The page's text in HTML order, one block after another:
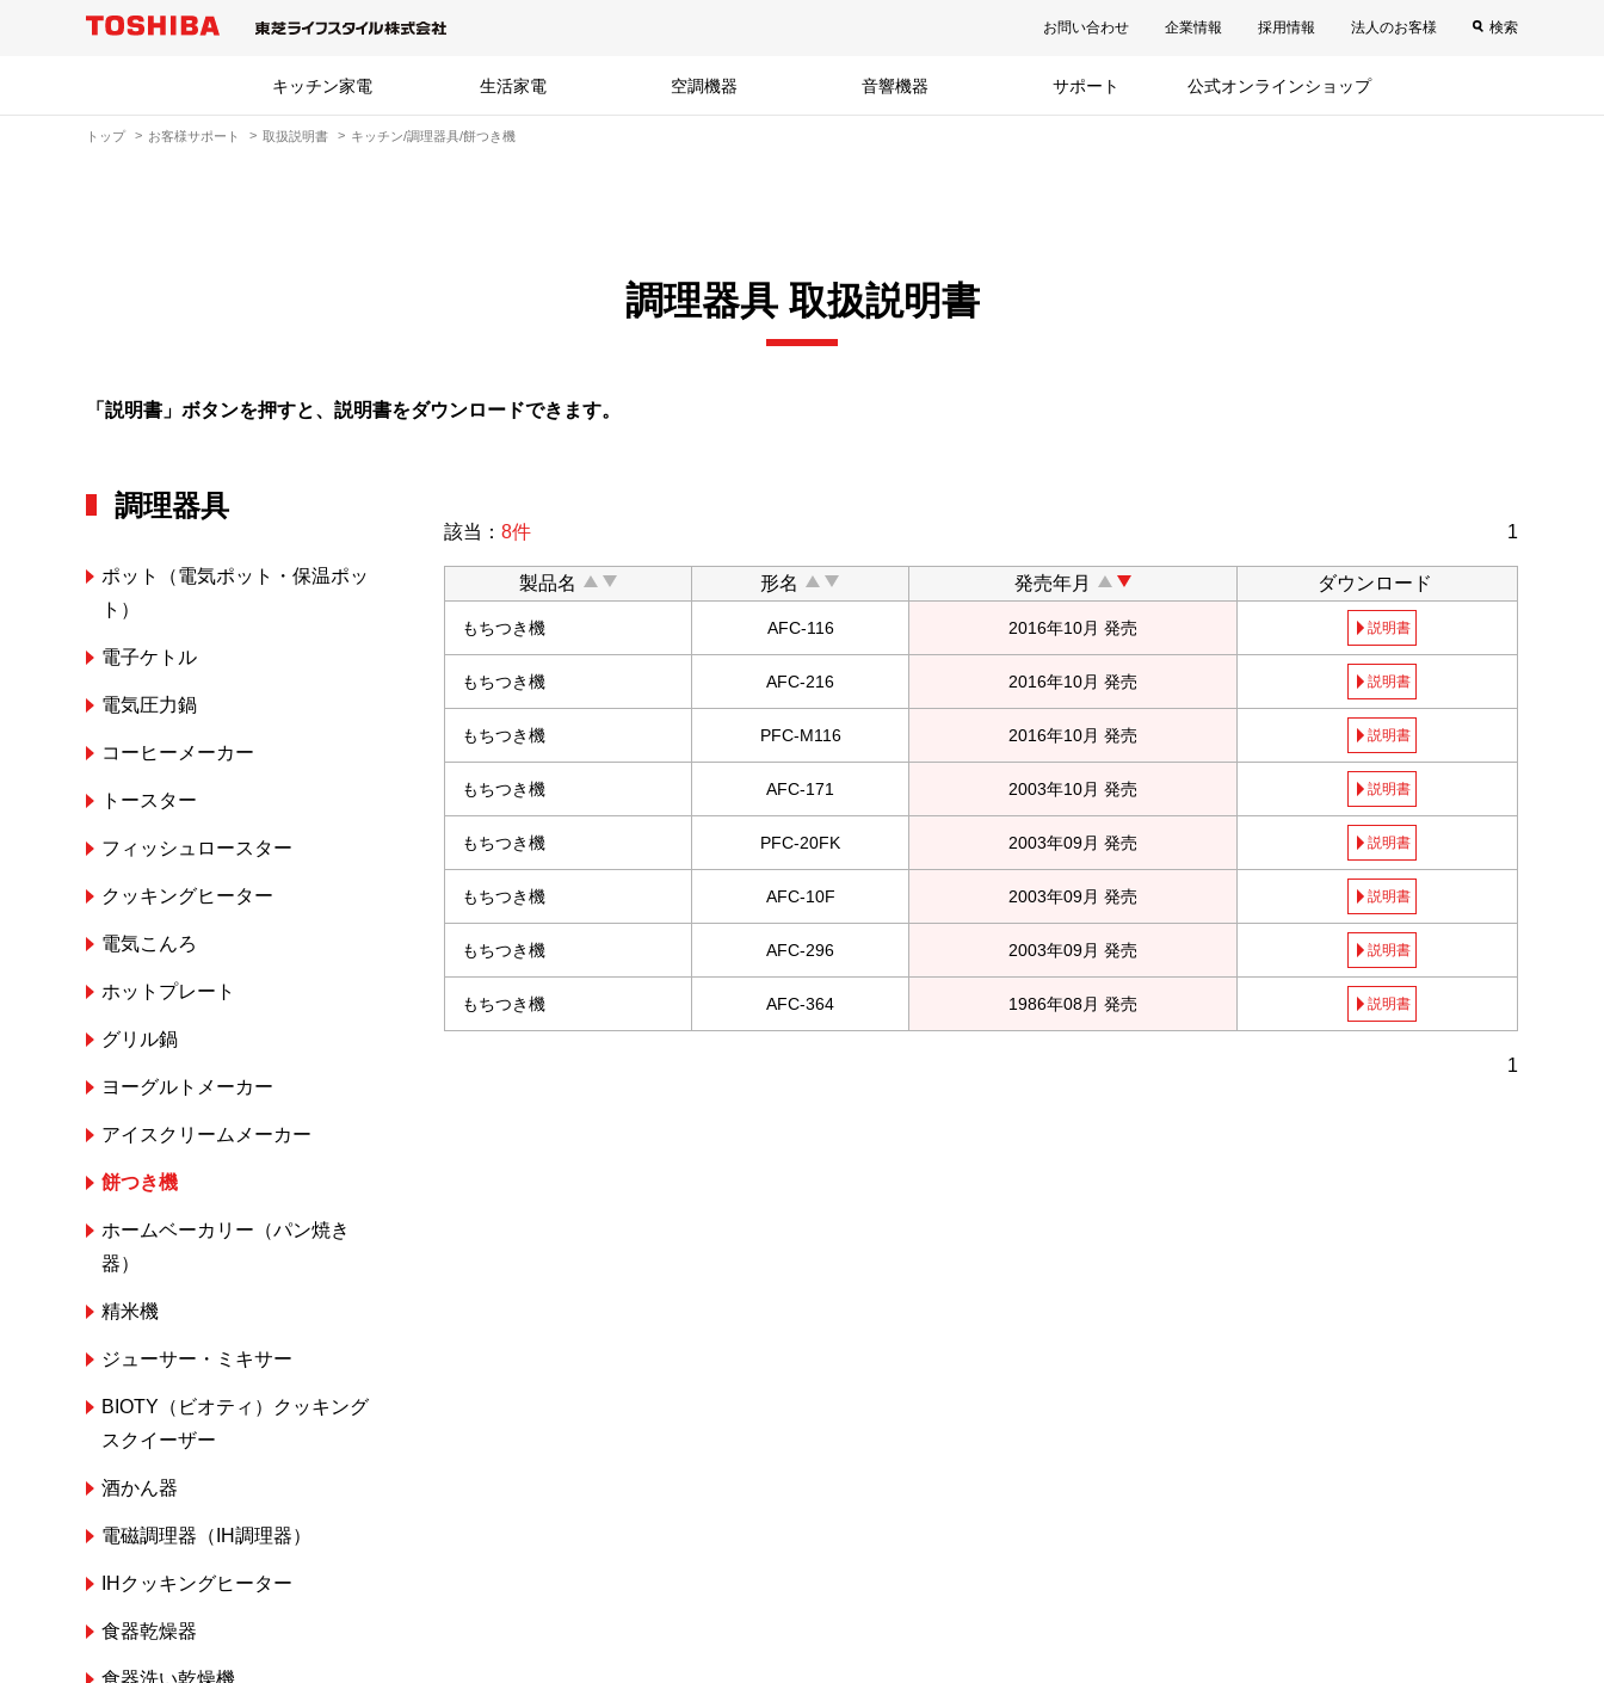
お問い合わせ 企業情報 採用情報 法人のお客様 検索
キッチン家電 生活家電 空調機器 音響機器 サポート 公式オンラインショップ
トップ お客様サポート 取扱説明書 キッチン/調理器具/餅つき機
調理器具 取扱説明書
「説明書」ボタンを押すと、説明書をダウンロードできます。
調理器具
ポット（電気ポット・保温ポッ
ト）
電子ケトル
電気圧力鍋
コーヒーメーカー
トースター
フィッシュロースター
クッキングヒーター
電気こんろ
ホットプレート
グリル鍋
ヨーグルトメーカー
アイスクリームメーカー
餅つき機
ホームベーカリー（パン焼き
器）
精米機
ジューサー・ミキサー
BIOTY（ビオティ）クッキング
スクイーザー
酒かん器
電磁調理器（IH調理器）
IHクッキングヒーター
食器乾燥器
食器洗い乾燥機
該当： 8件 1
製品名 形名 発売年月 ダウンロード
もちつき機 AFC-116 2016年10月 発売 説明書
もちつき機 AFC-216 2016年10月 発売 説明書
もちつき機 PFC-M116 2016年10月 発売 説明書
もちつき機 AFC-171 2003年10月 発売 説明書
もちつき機 PFC-20FK 2003年09月 発売 説明書
もちつき機 AFC-10F 2003年09月 発売 説明書
もちつき機 AFC-296 2003年09月 発売 説明書
もちつき機 AFC-364 1986年08月 発売 説明書
1